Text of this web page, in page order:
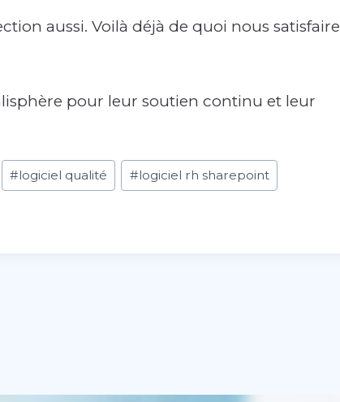
aussi. Voilà déjà de quoi nous satisfaire
pour leur soutien continu et leur
#logiciel qualité #logiciel rh sharepoint